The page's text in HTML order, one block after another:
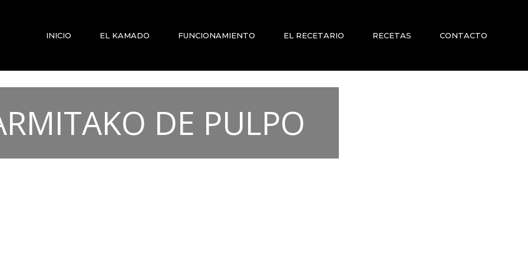
INICIO EL KAMADO FUNCIONAMIENTO EL RECETARIO RECETAS CONTACTO
DE PULPO